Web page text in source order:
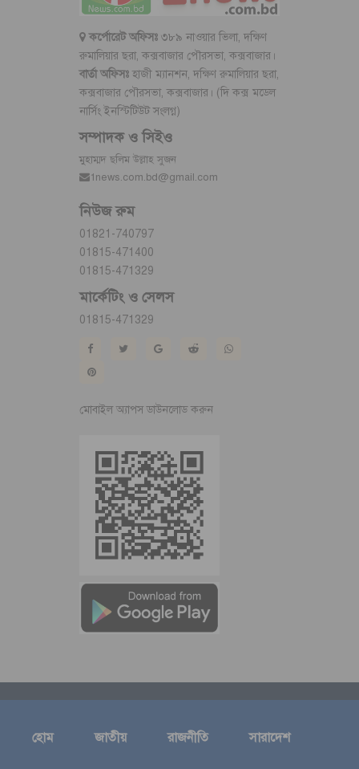
কর্পোরেট অফিসঃ৩৮৯ নাওয়ার ভিলা, দক্ষিণ
রুমালিয়ার ছরা, কক্সবাজার পৌরসভা, কক্সবাজার।
বার্তা অফিসঃ হাজী ম্যানশন, দক্ষিণ রুমালিয়ার ছরা,
কক্সবাজার পৌরসভা, কক্সবাজার। (দি কক্স মডেল
নার্সিং ইনস্টিটিউট সংলগ্ন)
সম্পাদক ও সিইও
মুহাম্মদ ছলিম উল্লাহ সুজন
1news.com.bd@gmail.com
নিউজ রুম
01821-740797
01815-471400
01815-471329
মার্কেটিং ও সেলস
01815-471329
মোবাইল অ্যাপস ডাউনলোড করুন
হোম জাতীয় রাজনীতি সারাদেশ